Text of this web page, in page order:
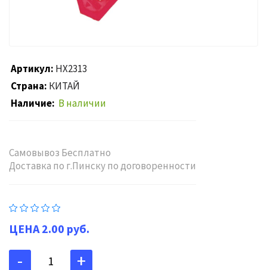
Артикул HX2313
Страна КИТАЙ
Наличие В наличии
Самовывоз Бесплатно
Доставка по г.Пинску по договоренности
2.00 руб.